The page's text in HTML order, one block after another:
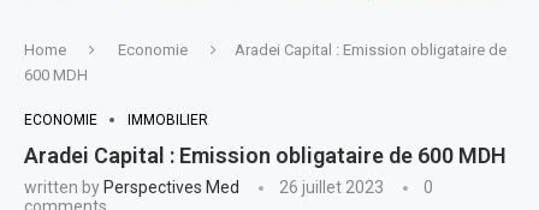
Home Economie
Aradei Capital : Emission obligataire de
600 MDH
ECONOMIE IMMOBILIER
Aradei Capital : Emission obligataire de 600 MDH
written by Perspectives Med 26 juillet 2023
0